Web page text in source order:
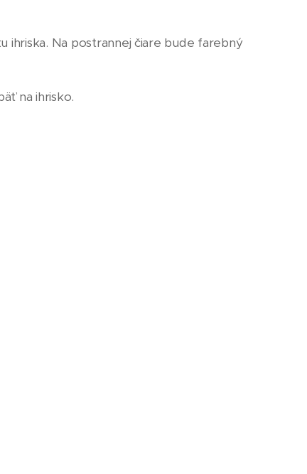
ihriska. Na postrannej čiare bude farebný
na ihrisko.